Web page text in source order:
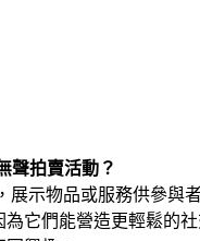
聲拍賣活動？
展示物品或服務供參與
它們能營造更輕鬆的